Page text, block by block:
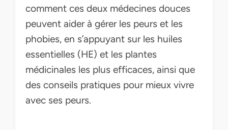
comment ces deux médecines douces
peuvent aider à gérer les peurs et les
phobies, en s’appuyant sur les huiles
essentielles (HE) et les plantes
médicinales les plus efficaces, ainsi que
des conseils pratiques pour mieux vivre
avec ses peurs.